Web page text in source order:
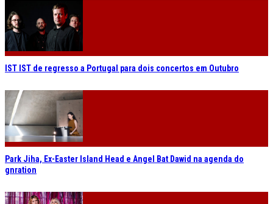
IST IST de regresso a Portugal para dois concertos em Outubro
Park Jiha, Ex-Easter Island Head e Angel Bat Dawid na agenda do
gnration